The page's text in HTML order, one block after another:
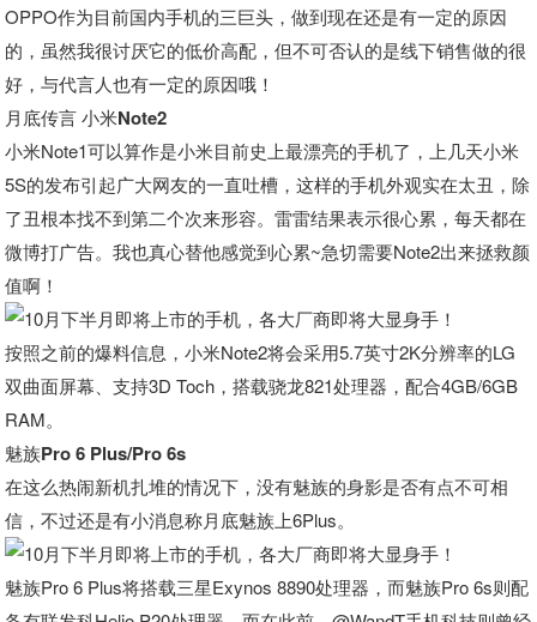
OPPO作为目前国内手机的三巨头，做到现在还是有一定的原因
的，虽然我很讨厌它的低价高配，但不可否认的是线下销售做的很
好，与代言人也有一定的原因哦！
月底传言 小米Note2
小米Note1可以算作是小米目前史上最漂亮的手机了，上几天小米
5S的发布引起广大网友的一直吐槽，这样的手机外观实在太丑，除
了丑根本找不到第二个次来形容。雷雷结果表示很心累，每天都在
微博打广告。我也真心替他感觉到心累~急切需要Note2出来拯救颜
值啊！
按照之前的爆料信息，小米Note2将会采用5.7英寸2K分辨率的LG
双曲面屏幕、支持3D Toch，搭载骁龙821处理器，配合4GB/6GB
RAM。
魅族Pro 6 Plus/Pro 6s
在这么热闹新机扎堆的情况下，没有魅族的身影是否有点不可相
信，不过还是有小消息称月底魅族上6Plus。
魅族Pro 6 Plus将搭载三星Exynos 8890处理器，而魅族Pro 6s则配